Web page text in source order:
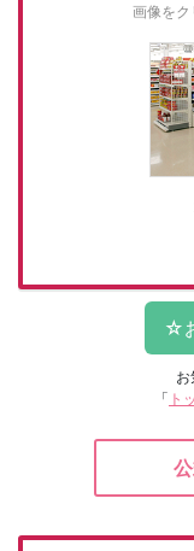
画像をク
「 ト